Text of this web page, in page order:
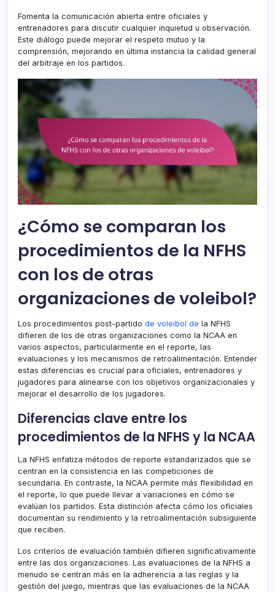
Fomenta la comunicación abierta entre oficiales y
entrenadores para discutir cualquier inquietud u observación.
Este diálogo puede mejorar el respeto mutuo y la
comprensión, mejorando en última instancia la calidad general
del arbitraje en los partidos.
¿Cómo se comparan los
procedimientos de la NFHS
con los de otras
organizaciones de voleibol?
Los procedimientos post-partido de voleibol de la NFHS
difieren de los de otras organizaciones como la NCAA en
varios aspectos, particularmente en el reporte, las
evaluaciones y los mecanismos de retroalimentación. Entender
estas diferencias es crucial para oficiales, entrenadores y
jugadores para alinearse con los objetivos organizacionales y
mejorar el desarrollo de los jugadores.
Diferencias clave entre los
procedimientos de la NFHS y la NCAA
La NFHS enfatiza métodos de reporte estandarizados que se
centran en la consistencia en las competiciones de
secundaria. En contraste, la NCAA permite más flexibilidad en
el reporte, lo que puede llevar a variaciones en cómo se
evalúan los partidos. Esta distinción afecta cómo los oficiales
documentan su rendimiento y la retroalimentación subsiguiente
que reciben.
Los criterios de evaluación también difieren significativamente
entre las dos organizaciones. Las evaluaciones de la NFHS a
menudo se centran más en la adherencia a las reglas y la
gestión del juego, mientras que las evaluaciones de la NCAA